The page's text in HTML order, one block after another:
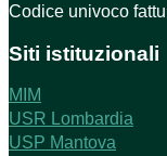
Codice univoco
Siti istituzionali
MIM
USR Lombardia
USP Mantova